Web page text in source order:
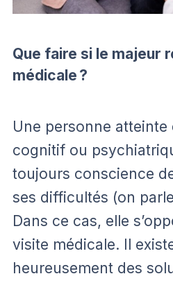
Que faire si le majeur
médicale ?
Une personne atteinte
cognitif ou
toujours conscience
ses difficultés (on parle
Dans ce cas, elle
visite médicale. Il
heureusement des